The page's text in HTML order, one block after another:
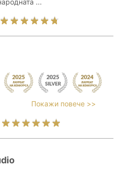
...
Покажи повече >>